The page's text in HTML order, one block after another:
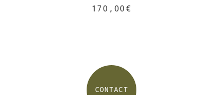
170,00€
CONTACT